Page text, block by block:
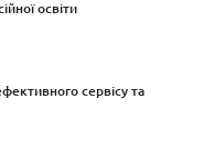
освіти
сервісу та